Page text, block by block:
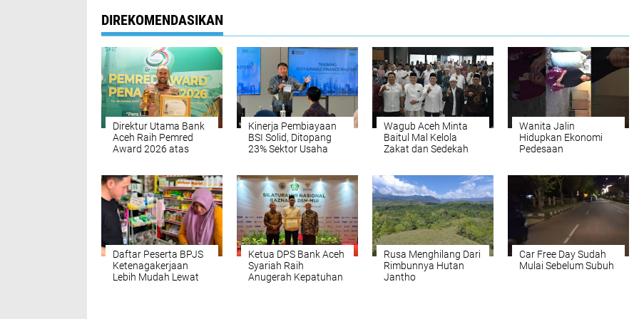
DIREKOMENDASIKAN
Direktur Utama Bank
Aceh Raih Pemred
Award 2026 atas
Informasi
Kinerja Pembiayaan
BSI Solid, Ditopang
23% Sektor Usaha
Wagub Aceh Minta
Baitul Mal Kelola
Zakat dan Sedekah
Masyarakat
Wanita Jalin
Hidupkan Ekonomi
Pedesaan
Daftar Peserta BPJS
Ketenagakerjaan
Lebih Mudah Lewat
Ketua DPS Bank Aceh
Syariah Raih
Anugerah Kepatuhan
Rusa Menghilang Dari
Rimbunnya Hutan
Jantho
Car Free Day Sudah
Mulai Sebelum Subuh